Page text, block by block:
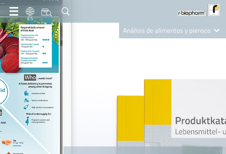
ES
Análisis de alimentos y piensos
Nutrition Care